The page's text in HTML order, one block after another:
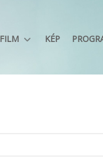
FILM KÉP